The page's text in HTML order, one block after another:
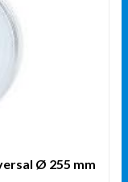
Ø 255 mm